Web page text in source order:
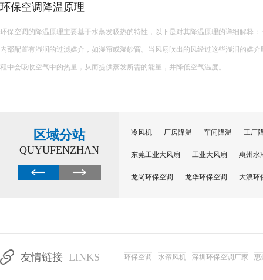
车间高温影响生产？工业节…
在精密制造、电子加工、五金生产等行业，车间温度不仅影响员工作业舒适度，
良品率。夏季车间高温环境下，精密设备易受热变形、参数偏移，导致产品瑕疵、
员工注意力不集中、疲劳乏力，大幅降低生产效率，给企业造成直接经济损...
区域分站
QUYUFENZHAN
冷风机 厂房降温 车间降温 工厂
东莞工业大风扇 工业大风扇 惠州水
龙岗环保空调 龙华环保空调 大浪环
友情链接 LINKS 环保空调 水帘风机 深圳环保空调厂家 惠